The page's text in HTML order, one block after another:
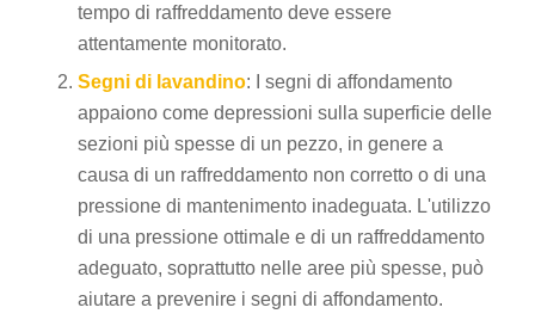
tempo di raffreddamento deve essere
attentamente monitorato.
Segni di lavandino: I segni di affondamento
appaiono come depressioni sulla superficie delle
sezioni più spesse di un pezzo, in genere a
causa di un raffreddamento non corretto o di una
pressione di mantenimento inadeguata. L'utilizzo
di una pressione ottimale e di un raffreddamento
adeguato, soprattutto nelle aree più spesse, può
aiutare a prevenire i segni di affondamento.
CS
DA
NB
EL
SV
RO